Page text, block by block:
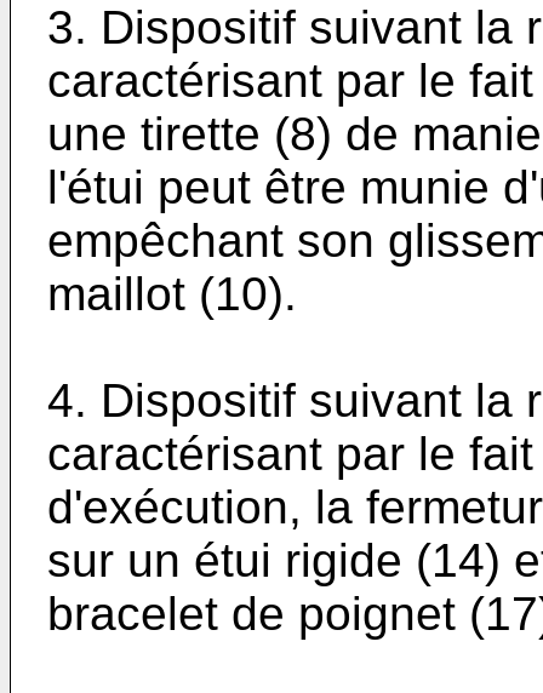
3. Dispositif suivant la
caractérisant par le
une tirette (8) de
l'étui peut être munie
empêchant son
maillot (10).
4. Dispositif suivant la
caractérisant par le
d'exécution, la
sur un étui rigide (14)
bracelet de poignet